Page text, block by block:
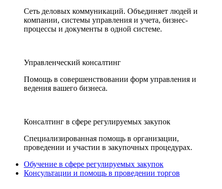
Сеть деловых коммуникаций. Объединяет людей и
компании, системы управления и учета, бизнес-
процессы и документы в одной системе.
Управленческий консалтинг
Помощь в совершенствовании форм управления и
ведения вашего бизнеса.
Консалтинг в сфере регулируемых закупок
Специализированная помощь в организации,
проведении и участии в закупочных процедурах.
Обучение в сфере регулируемых закупок
Консультации и помощь в проведении торгов